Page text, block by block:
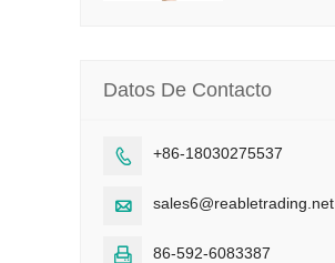
Datos De Contacto
 +86-18030275537
 sales6@reabletrading.net
 86-592-6083387